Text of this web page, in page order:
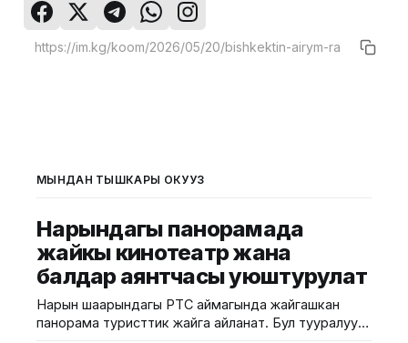
МЫНДАН ТЫШКАРЫ ОКУҢУЗ
Нарындагы панорамада
жайкы кинотеатр жана
балдар аянтчасы уюштурулат
Нарын шаарындагы РТС аймагында жайгашкан
панорама туристтик жайга айланат. Бул тууралуу